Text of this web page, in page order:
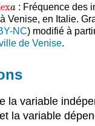
a
a : Fréquence des
Venise, en Italie.
NC) modifié à
de Venise.
la variable
la variable